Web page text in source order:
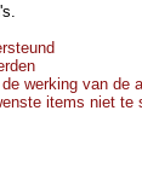
werking van de
items niet te